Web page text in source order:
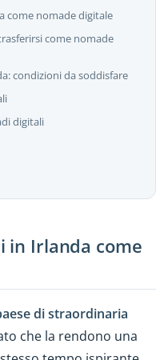
come nomade digitale
come nomade
condizioni da soddisfare
digitali
in Irlanda come
di straordinaria
che la rendono una